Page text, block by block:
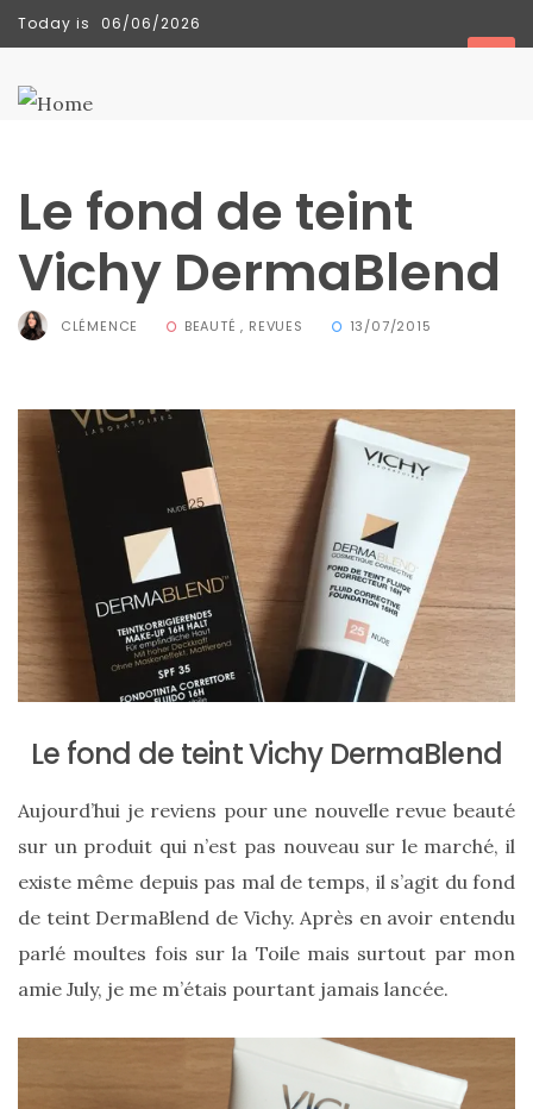
TENDANCES
Sac
Floral
Tote
Bag
de Silkyhaus :
mon
avis
sur
Today is 06/06/2026
Le fond de teint
Vichy DermaBlend
CLÉMENCE BEAUTÉ , REVUES 13/07/2015
Le fond de teint Vichy DermaBlend
Aujourd’hui je reviens pour une nouvelle revue beauté
sur un produit qui n’est pas nouveau sur le marché, il
existe même depuis pas mal de temps, il s’agit du fond
de teint DermaBlend de Vichy. Après en avoir entendu
parlé moultes fois sur la Toile mais surtout par mon
amie July, je me m’étais pourtant jamais lancée.